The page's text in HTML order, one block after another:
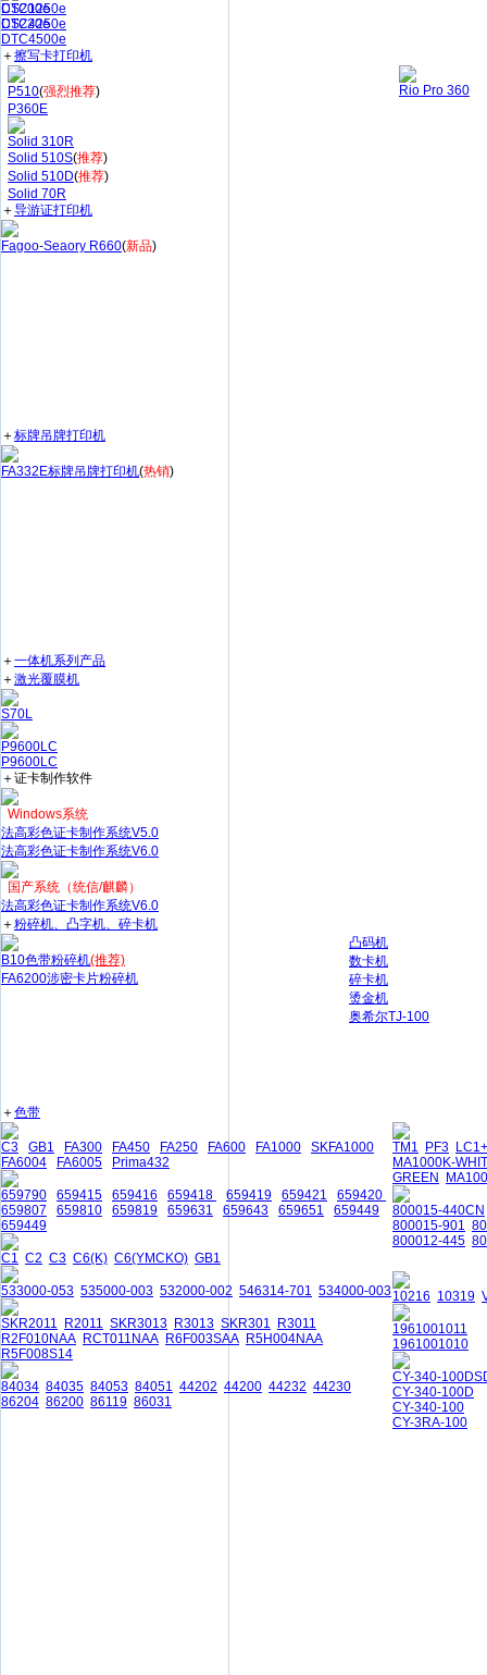
CS200e
CS220e
DTC1250e
DTC4250e
DTC4500e
＋擦写卡打印机
P510(强烈推荐)
P360E
Solid 310R
Solid 510S(推荐)
Solid 510D(推荐)
Solid 70R
Rio Pro 360
＋导游证打印机
Fagoo-Seaory R660(新品)
＋标牌吊牌打印机
FA332E标牌吊牌打印机(热销)
＋一体机系列产品
＋激光覆膜机
S70L
P9600LC
P9600LC
＋证卡制作软件
Windows系统
法高彩色证卡制作系统V5.0
法高彩色证卡制作系统V6.0
国产系统（统信/麒麟）
法高彩色证卡制作系统V6.0
＋粉碎机、凸字机、碎卡机
B10色带粉碎机(推荐)
FA6200涉密卡片粉碎机
凸码机
数卡机
碎卡机
烫金机
奥希尔TJ-100
＋色带
C3 GB1 FA300 FA450 FA250 FA600 FA1000
SKFA1000
FA6004
FA6005 Prima432
659790 659415 659416 659418 659419 659421
659420
659807
659810 659819 659631 659643 659651
659449
659449
C1 C2 C3 C6(K) C6(YMCKO) GB1
533000-053 535000-003 532000-002 546314-701 534000-003
SKR2011 R2011 SKR3013 R3013 SKR301
R3011
R2F010NAA RCT011NAA R6F003SAA R5H004NAA
R5F008S14
84034 84035 84053 84051 44202 44200 44232 44230
86204 86200 86119 86031
TM1 PF3 LC1+
MA1000K-
GREEN
800015-440CN
800015-901
800012-445
10216 10319
1961001011
1961001010
CY-340-
CY-340-100D
CY-340-100
CY-3RA-100